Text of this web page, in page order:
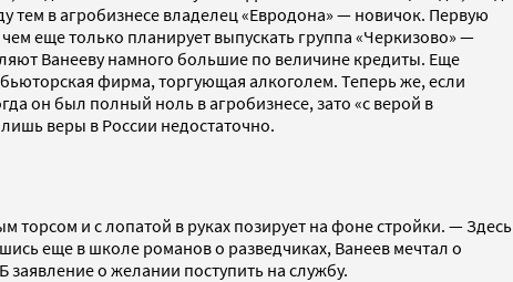
тем в агробизнесе владелец «Евродона» — новичок. Первую
еще только планирует выпускать группа «Черкизово» —
Ванееву намного большие по величине кредиты. Еще
фирма, торгующая алкоголем. Теперь же, если
он был полный ноль в агробизнесе, зато «с верой в
веры в России недостаточно.
и с лопатой в руках позирует на фоне стройки. — Здесь
еще в школе романов о разведчиках, Ванеев мечтал о
заявление о желании поступить на службу.